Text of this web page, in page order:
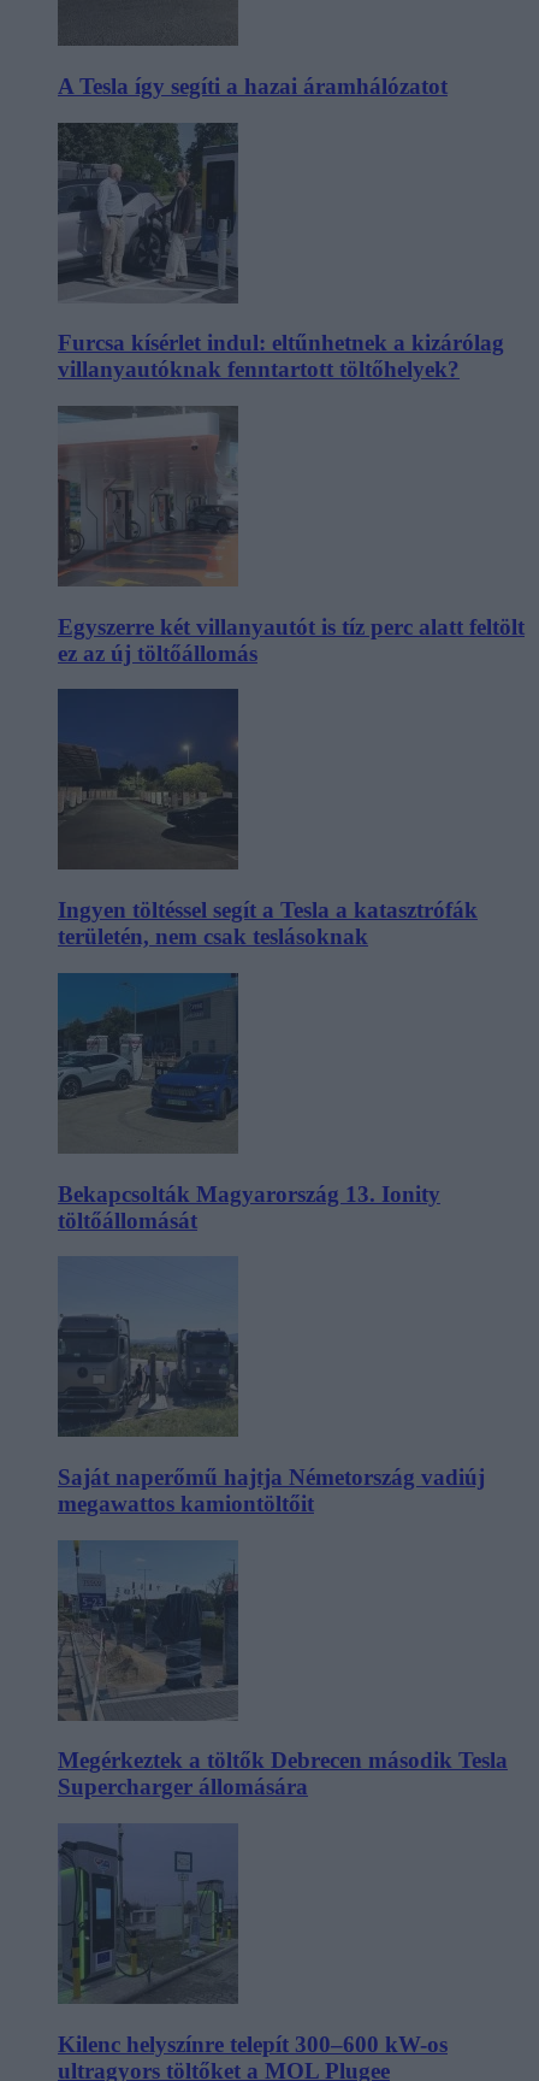
A Tesla így segíti a hazai áramhálózatot
Furcsa kísérlet indul: eltűnhetnek a kizárólag
villanyautóknak fenntartott töltőhelyek?
Egyszerre két villanyautót is tíz perc alatt feltölt
ez az új töltőállomás
Ingyen töltéssel segít a Tesla a katasztrófák
területén, nem csak teslásoknak
Bekapcsolták Magyarország 13. Ionity
töltőállomását
Saját naperőmű hajtja Németország vadiúj
megawattos kamiontöltőit
Megérkeztek a töltők Debrecen második Tesla
Supercharger állomására
Kilenc helyszínre telepít 300–600 kW-os
ultragyors töltőket a MOL Plugee